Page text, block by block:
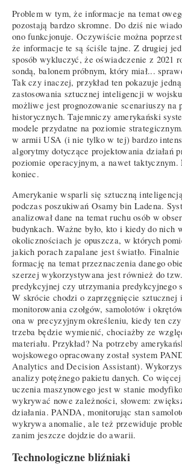
Problem w tym, że informacje na temat
pozostają bardzo skromne. Do dziś nie
ono funkcjonuje. Oczywiście można
że informacje te są ściśle tajne. Z drugiej
sposób wykluczyć, że oświadczenie z 2021
sondą, balonem próbnym, który miał...
Tak czy inaczej, przykład ten pokazuje
zastosowania sztucznej inteligencji w
możliwe jest prognozowanie scenariuszy na
historycznych. Tajemniczy amerykański
modele przydatne na poziomie
w armii USA (i nie tylko w tej) bardzo
algorytmy dotyczące projektowania działań
poziomie operacyjnym, a nawet taktycznym.
koniec.
Amerykanie wsparli się sztuczną
podczas poszukiwań Osamy bin Ladena.
analizował dane na temat ruchu osób w
budynkach. Ważne było, kto i kiedy do nich
okolicznościach je opuszcza, w których
jakich porach zapalane jest światło. Finalnie
formację na temat przeznaczenia danego
szerzej wykorzystywana jest również do
predykcyjnej czy utrzymania predykcyjnego
W skrócie chodzi o zaprzęgnięcie sztucznej
monitorowania czołgów, samolotów i
ona w precyzyjnym określeniu, kiedy ten czy
trzeba będzie wymienić, chociażby ze
materiału. Przykład? Na potrzeby
wojskowego opracowany został system
Analytics and Decision Assistant).
analizy potężnego pakietu danych. Co
uczenia maszynowego jest w stanie
wykrywać nowe zależności, słowem:
działania. PANDA, monitorując stan
wykrywa anomalie, ale też przewiduje
zanim jeszcze dojdzie do awarii.
Technologiczne bliźniaki